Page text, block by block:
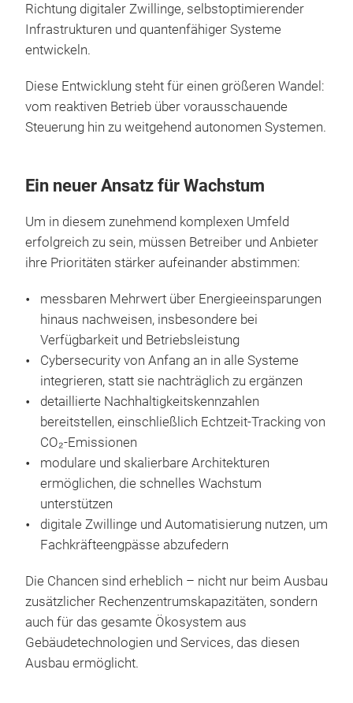
Richtung digitaler Zwillinge, selbstoptimierender
Infrastrukturen und quantenfähiger Systeme
entwickeln.
Diese Entwicklung steht für einen größeren Wandel:
vom reaktiven Betrieb über vorausschauende
Steuerung hin zu weitgehend autonomen Systemen.
Ein neuer Ansatz für Wachstum
Um in diesem zunehmend komplexen Umfeld
erfolgreich zu sein, müssen Betreiber und Anbieter
ihre Prioritäten stärker aufeinander abstimmen:
messbaren Mehrwert über Energieeinsparungen
hinaus nachweisen, insbesondere bei
Verfügbarkeit und Betriebsleistung
Cybersecurity von Anfang an in alle Systeme
integrieren, statt sie nachträglich zu ergänzen
detaillierte Nachhaltigkeitskennzahlen
bereitstellen, einschließlich Echtzeit-Tracking von
CO₂-Emissionen
modulare und skalierbare Architekturen
ermöglichen, die schnelles Wachstum
unterstützen
digitale Zwillinge und Automatisierung nutzen, um
Fachkräfteengpässe abzufedern
Die Chancen sind erheblich – nicht nur beim Ausbau
zusätzlicher Rechenzentrumskapazitäten, sondern
auch für das gesamte Ökosystem aus
Gebäudetechnologien und Services, das diesen
Ausbau ermöglicht.